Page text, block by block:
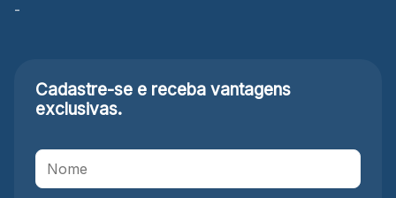
-
Cadastre-se e receba vantagens
exclusivas.